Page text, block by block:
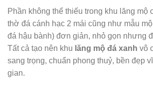
Phần không thể thiếu trong khu lăng mộ
thờ đá cánh hạc 2 mái cũng như mẫu
đá hậu bành) đơn giản, nhỏ gọn nhưng
Tất cả tạo nên khu lăng mộ đá xanh vô
sang trọng, chuẩn phong thuỷ, bền đẹp
gian.